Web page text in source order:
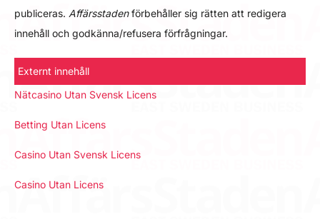
publiceras. Affärsstadenförbehåller sig rätten att redigera
innehåll och godkänna/refusera förfrågningar.
Externt innehåll
Nätcasino Utan Svensk Licens
Betting Utan Licens
Casino Utan Svensk Licens
Casino Utan Licens